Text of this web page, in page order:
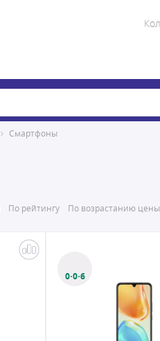
Смартфоны
По рейтингу По возрастанию цены
0·0·6